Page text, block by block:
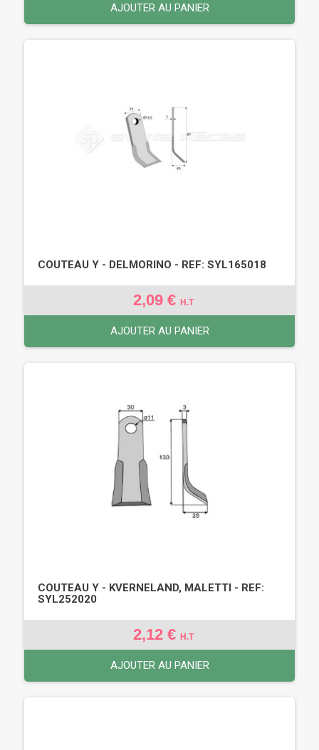
AJOUTER AU PANIER
COUTEAU Y - DELMORINO - REF: SYL165018
2,09 € H.T
AJOUTER AU PANIER
COUTEAU Y - KVERNELAND, MALETTI - REF:
SYL252020
2,12 € H.T
AJOUTER AU PANIER